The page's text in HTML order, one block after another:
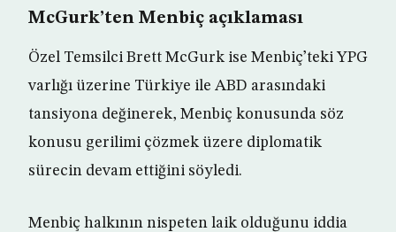
McGurk’ten Menbiç açıklaması
Özel Temsilci Brett McGurk ise Menbiç’teki YPG
varlığı üzerine Türkiye ile ABD arasındaki
tansiyona değinerek, Menbiç konusunda söz
konusu gerilimi çözmek üzere diplomatik
sürecin devam ettiğini söyledi.
Menbiç halkının nispeten laik olduğunu iddia